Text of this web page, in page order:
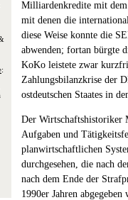
:
Milliardenkredite mit dem
mit denen die
diese Weise konnte die
abwenden; fortan bürgte
KoKo leistete zwar
Zahlungsbilanzkrise der
ostdeutschen Staates in
Der Wirtschaftshistoriker
Aufgaben und
planwirtschaftlichen
durchgesehen, die nach
nach dem Ende der
1990er Jahren